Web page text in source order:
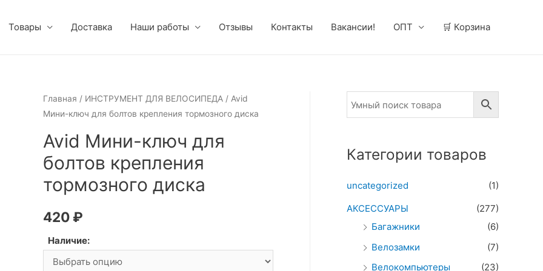
Товары Доставка Наши работы Отзывы Контакты Вакансии! ОПТ 🛒 Корзина
Главная / ИНСТРУМЕНТ ДЛЯ ВЕЛОСИПЕДА/ Avid
Мини-ключ для болтов крепления тормозного диска
Avid Мини-ключ для
болтов крепления
тормозного диска
420 ₽
Наличие:
Категории товаров
uncategorized
(1)
АКСЕССУАРЫ
(277)
Багажники
(6)
Велозамки
(7)
Велокомпьютеры
(23)